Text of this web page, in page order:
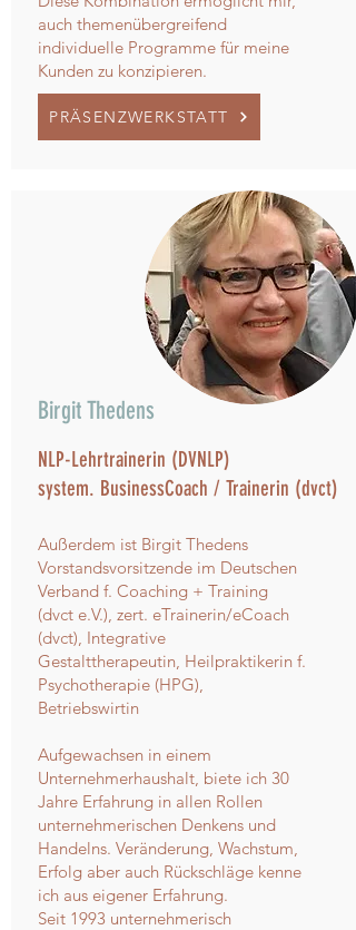
auch themenübergreifend
individuelle Programme für meine
Kunden zu konzipieren.
PRÄSENZWERKSTATT
Birgit Thedens
NLP-Lehrtrainerin (DVNLP)
system. BusinessCoach / Trainerin (dvct)
Außerdem ist Birgit Thedens
Vorstandsvorsitzende im Deutschen
Verband f. Coaching + Training
(dvct e.V.), zert. eTrainerin/eCoach
(dvct), Integrative
Gestalttherapeutin, Heilpraktikerin f.
Psychotherapie (HPG),
Betriebswirtin
Aufgewachsen in einem
Unternehmerhaushalt, biete ich 30
Jahre Erfahrung in allen Rollen
unternehmerischen Denkens und
Handelns. Veränderung, Wachstum,
Erfolg aber auch Rückschläge kenne
ich aus eigener Erfahrung.
Seit 1993 unternehmerisch